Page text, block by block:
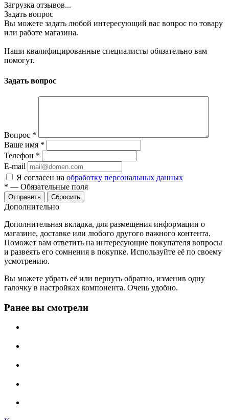
Загрузка отзывов...
Задать вопрос
Вы можете задать любой интересующий вас вопрос по товару
или работе магазина.
Наши квалифицированные специалисты обязательно вам
помогут.
Задать вопрос
Вопрос *
Ваше имя *
Телефон *
E-mail
Я согласен на обработку персональных данных
* — Обязательные поля
Отправить Сбросить
Дополнительно
Дополнительная вкладка, для размещения информации о
магазине, доставке или любого другого важного контента.
Поможет вам ответить на интересующие покупателя вопросы
и развеять его сомнения в покупке. Используйте её по своему
усмотрению.
Вы можете убрать её или вернуть обратно, изменив одну
галочку в настройках компонента. Очень удобно.
Ранее вы смотрели